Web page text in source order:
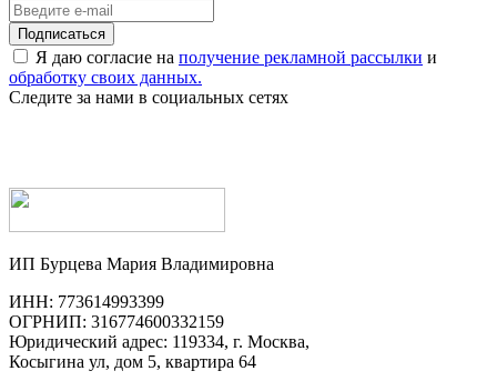
Я даю согласие на получение рекламной рассылки и
обработку своих данных.
Следите за нами в социальных сетях
ИП Бурцева Мария Владимировна
ИНН: 773614993399
ОГРНИП: 316774600332159
Юридический адрес: 119334, г. Москва,
Косыгина ул, дом 5, квартира 64